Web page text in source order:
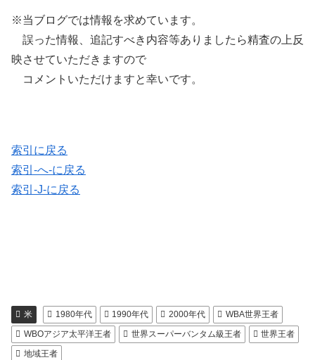
※当ブログでは情報を求めています。
誤った情報、追記すべき内容等ありましたら精査の上反
映させていただきますので
コメントいただけますと幸いです。
索引に戻る
索引-へ-に戻る
索引-J-に戻る
米 1980年代 1990年代 2000年代
WBA世界王者
WBOアジア太平洋王者
世界スーパーバンタム級王者
世界王者
地域王者